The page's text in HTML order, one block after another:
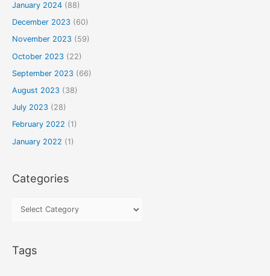
January 2024(88)
December 2023(60)
November 2023(59)
October 2023(22)
September 2023(66)
August 2023(38)
July 2023(28)
February 2022 (1)
January 2022 (1)
Categories
Tags